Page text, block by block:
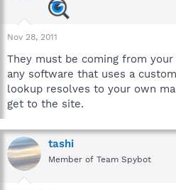
Nov 28, 2011
They must be coming from
any software that uses a
lookup resolves to your own
get to the site.
tashi
Member of Team Spybot